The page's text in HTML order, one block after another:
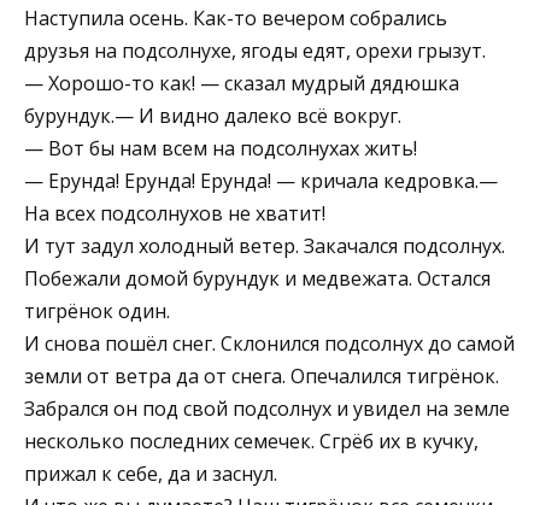
Наступила осень. Как-то вечером собрались
друзья на подсолнухе, ягоды едят, орехи грызут.
— Хорошо-то как! — сказал мудрый дядюшка
бурундук.— И видно далеко всё вокруг.
— Вот бы нам всем на подсолнухах жить!
— Ерунда! Ерунда! Ерунда! — кричала кедровка.—
На всех подсолнухов не хватит!
И тут задул холодный ветер. Закачался подсолнух.
Побежали домой бурундук и медвежата. Остался
тигрёнок один.
И снова пошёл снег. Склонился подсолнух до самой
земли от ветра да от снега. Опечалился тигрёнок.
Забрался он под свой подсолнух и увидел на земле
несколько последних семечек. Сгрёб их в кучку,
прижал к себе, да и заснул.